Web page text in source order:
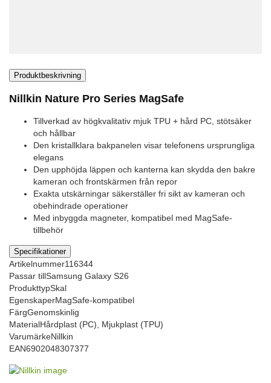
Produktbeskrivning
Nillkin Nature Pro Series MagSafe
Tillverkad av högkvalitativ mjuk TPU + hård PC, stötsäker
och hållbar
Den kristallklara bakpanelen visar telefonens ursprungliga
elegans
Den upphöjda läppen och kanterna kan skydda den bakre
kameran och frontskärmen från repor
Exakta utskärningar säkerställer fri sikt av kameran och
obehindrade operationer
Med inbyggda magneter, kompatibel med MagSafe-
tillbehör
Specifikationer
Artikelnummer116344
Passar tillSamsung Galaxy S26
ProdukttypSkal
EgenskaperMagSafe-kompatibel
FärgGenomskinlig
MaterialHårdplast (PC), Mjukplast (TPU)
VarumärkeNillkin
EAN6902048307377